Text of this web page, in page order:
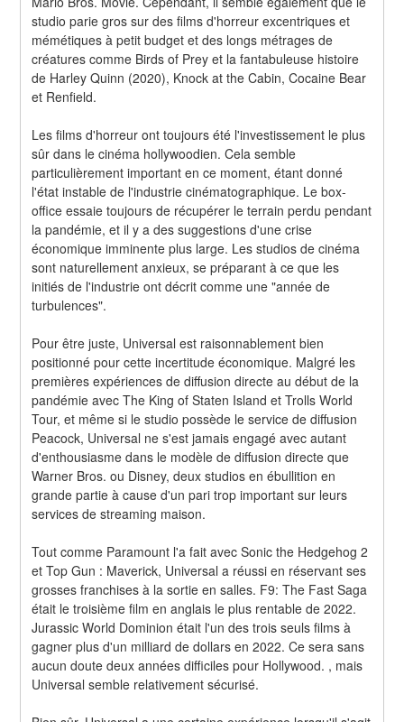
studio parie gros sur des films d'horreur excentriques et
mémétiques à petit budget et des longs métrages de
créatures comme Birds of Prey et la fantabuleuse histoire
de Harley Quinn (2020), Knock at the Cabin, Cocaine Bear
et Renfield.
Les films d'horreur ont toujours été l'investissement le plus
sûr dans le cinéma hollywoodien. Cela semble
particulièrement important en ce moment, étant donné
l'état instable de l'industrie cinématographique. Le box-
office essaie toujours de récupérer le terrain perdu pendant
la pandémie, et il y a des suggestions d'une crise
économique imminente plus large. Les studios de cinéma
sont naturellement anxieux, se préparant à ce que les
initiés de l'industrie ont décrit comme une "année de
turbulences".
Pour être juste, Universal est raisonnablement bien
positionné pour cette incertitude économique. Malgré les
premières expériences de diffusion directe au début de la
pandémie avec The King of Staten Island et Trolls World
Tour, et même si le studio possède le service de diffusion
Peacock, Universal ne s'est jamais engagé avec autant
d'enthousiasme dans le modèle de diffusion directe que
Warner Bros. ou Disney, deux studios en ébullition en
grande partie à cause d'un pari trop important sur leurs
services de streaming maison.
Tout comme Paramount l'a fait avec Sonic the Hedgehog 2
et Top Gun : Maverick, Universal a réussi en réservant ses
grosses franchises à la sortie en salles. F9: The Fast Saga
était le troisième film en anglais le plus rentable de 2022.
Jurassic World Dominion était l'un des trois seuls films à
gagner plus d'un milliard de dollars en 2022. Ce sera sans
aucun doute deux années difficiles pour Hollywood. , mais
Universal semble relativement sécurisé.